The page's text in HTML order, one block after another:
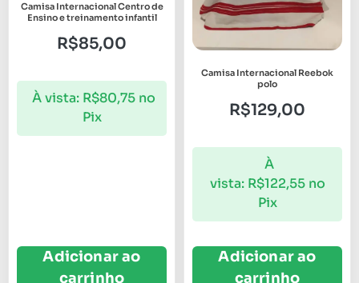
Camisa Internacional Centro de
Ensino e treinamento infantil
R$85,00
À vista: R$80,75 no
Pix
Adicionar ao
carrinho
Camisa Internacional Reebok
polo
R$129,00
À
vista: R$122,55 no
Pix
Adicionar ao
carrinho